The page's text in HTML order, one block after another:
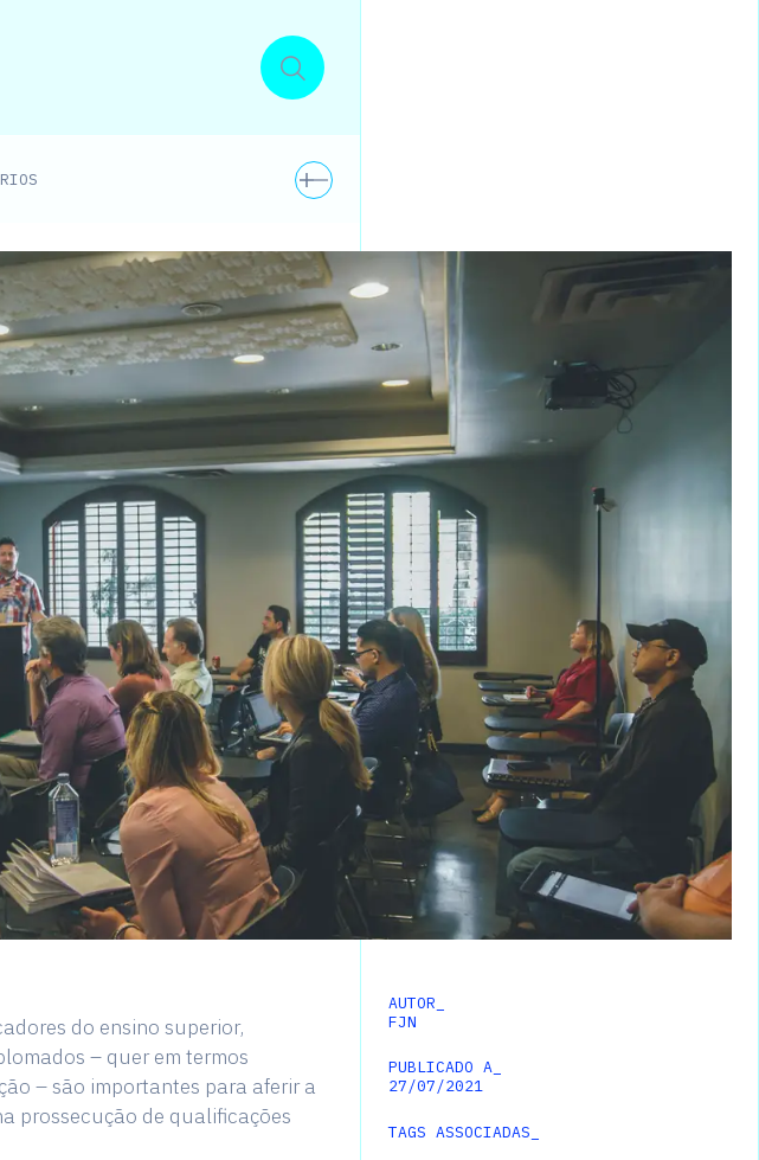
do ensino superior,
– quer em termos
– são importantes para aferir a
prossecução de qualificações
AUTOR_
FJN
PUBLICADO A_
27/07/2021
TAGS ASSOCIADAS_